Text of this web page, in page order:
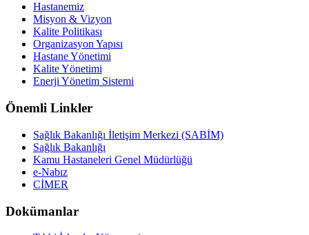
Hastanemiz
Misyon & Vizyon
Kalite Politikası
Organizasyon Yapısı
Hastane Yönetimi
Kalite Yönetimi
Enerji Yönetim Sistemi
Önemli Linkler
Sağlık Bakanlığı İletişim Merkezi (SABİM)
Sağlık Bakanlığı
Kamu Hastaneleri Genel Müdürlüğü
e-Nabız
CİMER
Dokümanlar